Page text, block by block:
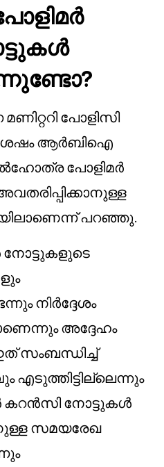
പോളിസി
ശേഷം ആർബിഐ
പോളിമർ
പറഞ്ഞു.
നിർദ്ദേശം
അദ്ദേഹം
സംബന്ധിച്ച്
കറൻസി നോട്ടുകൾ
സമയരേഖ